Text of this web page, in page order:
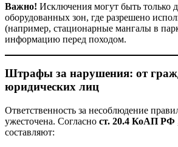
Важно! Исключения могут быть только
оборудованных зон, где разрешено
(например, стационарные мангалы в
информацию перед походом.
Штрафы за нарушения: от
юридических лиц
Ответственность за несоблюдение
ужесточена. Согласно ст. 20.4 КоАП РФ
составляют: